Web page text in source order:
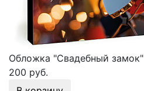
Обложка "Свадебный замок"
200 руб.